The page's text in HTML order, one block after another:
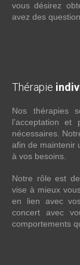
vous désirez
avez des
Thérapie
Nos thérapies
l’acceptation
nécessaires.
afin de maintenir
à vos besoins.
Notre rôle est
vise à mieux
en lien avec
concert avec
comportements